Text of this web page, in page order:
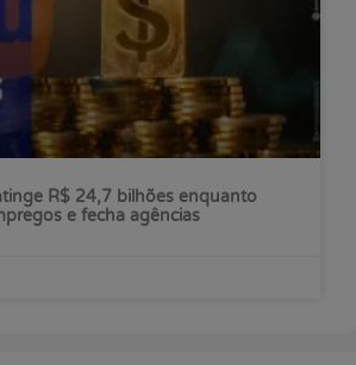
R$ 24,7 bilhões enquanto
e fecha agências